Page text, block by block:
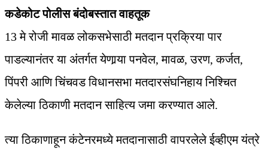
कडेकोट पोलीस बंदोबस्तात वाहतूक
13 मे रोजी मावळ लोकसभेसाठी मतदान प्रक्रिया पार
पाडल्यानंतर या अंतर्गत येणार्‍या पनवेल, मावळ, उरण, कर्जत,
पिंपरी आणि चिंचवड विधानसभा मतदारसंघनिहाय निश्चित
केलेल्या ठिकाणी मतदान साहित्य जमा करण्यात आले.
त्या ठिकाणाहून कंटेनरमध्ये मतदानासाठी वापरलेले ईव्हीएम यंत्रे